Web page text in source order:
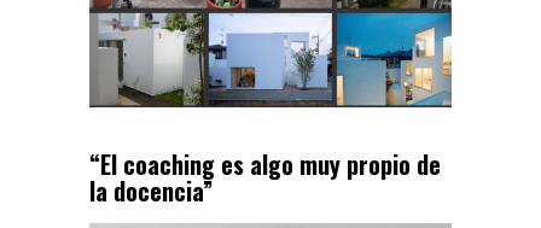
“El coaching es algo muy propio de
la docencia”